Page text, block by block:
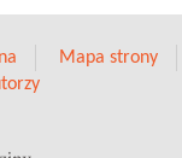
Mapa strony